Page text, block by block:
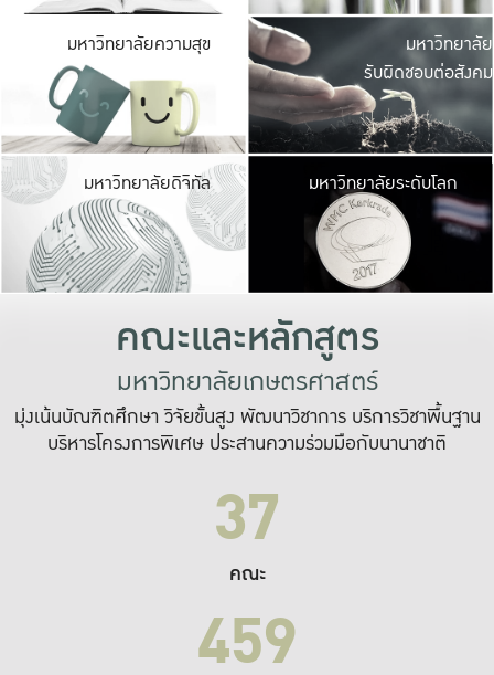
มหาวิทยาลัยความสุข มหาวิ
ค
เปิดประ
และพบเรื่องราวใ
มหาวิทยาลัย
รับผิดชอบต่อสังคม
มหาวิทยาลัยดิจิทัล มหาวิ
เปลี่ยนแปลง แล
เพื่อทำง
ระบบสารสนเทศ
มหาวิทยาลัยระดับโลก
คณะและหลักสูตร
มหาวิทยาลัยเกษตรศาสตร์
มุ่งเน้นบัณฑิตศึกษา วิจัยขั้นสูง พัฒนาวิชาการ บริการวิชาพื้นฐาน
บริหารโครงการพิเศษ ประสานความร่วมมือกับนานาชาติ
37
คณะ
459